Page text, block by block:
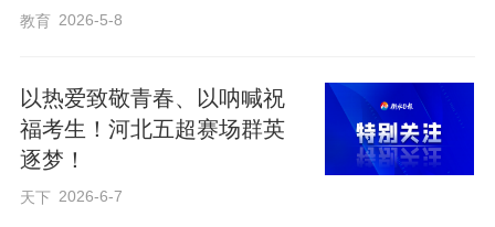
教育 2026-5-8
以热爱致敬青春、以呐喊祝
福考生！河北五超赛场群英
逐梦！
天下 2026-6-7